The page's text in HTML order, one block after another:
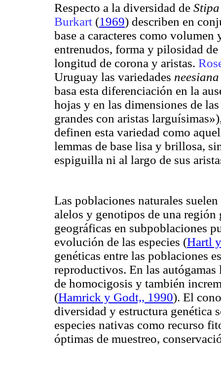
Respecto a la diversidad de Stipa
Burkart (1969) describen en
base a caracteres como
entrenudos, forma y pilosidad
longitud de corona y aristas.
Uruguay las variedades neesiana
basa esta diferenciación en la
hojas y en las dimensiones de
grandes con aristas
definen esta variedad como
lemmas de base lisa y brillosa,
espiguilla ni al largo de sus
Las poblaciones naturales
alelos y genotipos de una región
geográficas en subpoblaciones
evolución de las especies (Hartl
genéticas entre las poblaciones
reproductivos. En las
de homocigosis y también
(Hamrick y Godt,, 1990). El
diversidad y estructura genética
especies nativas como recurso
óptimas de muestreo,